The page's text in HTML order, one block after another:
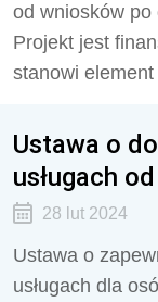
od wniosków po
Projekt jest
stanowi element
Ustawa o
usługach
28 lut 2024
Ustawa o
usługach dla